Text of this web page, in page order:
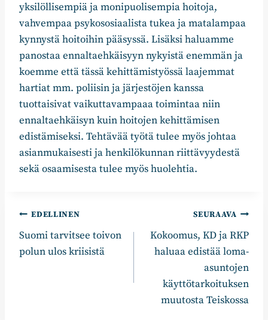
yksilöllisempiä ja monipuolisempia hoitoja,
vahvempaa psykososiaalista tukea ja matalampaa
kynnystä hoitoihin pääsyssä. Lisäksi haluamme
panostaa ennaltaehkäisyyn nykyistä enemmän ja
koemme että tässä kehittämistyössä laajemmat
hartiat mm. poliisin ja järjestöjen kanssa
tuottaisivat vaikuttavampaaa toimintaa niin
ennaltaehkäisyn kuin hoitojen kehittämisen
edistämiseksi. Tehtävää työtä tulee myös johtaa
asianmukaisesti ja henkilökunnan riittävyydestä
sekä osaamisesta tulee myös huolehtia.
Artikkelien
selaus
EDELLINEN
Suomi tarvitsee toivon
polun ulos kriisistä
SEURAAVA
Kokoomus, KD ja RKP
haluaa edistää loma-
asuntojen
käyttötarkoituksen
muutosta Teiskossa